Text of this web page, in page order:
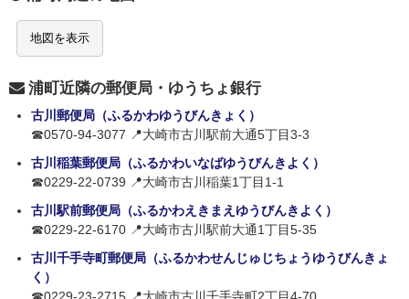
地図を表示
浦町近隣の郵便局・ゆうちょ銀行
古川郵便局（ふるかわゆうびんきょく）
☎0570-94-3077 📍大崎市古川駅前大通5丁目3-3
古川稲葉郵便局（ふるかわいなばゆうびんきよく）
☎0229-22-0739 📍大崎市古川稲葉1丁目1-1
古川駅前郵便局（ふるかわえきまえゆうびんきよく）
☎0229-22-6170 📍大崎市古川駅前大通1丁目5-35
古川千手寺町郵便局（ふるかわせんじゅじちょうゆうびんきょ
く）